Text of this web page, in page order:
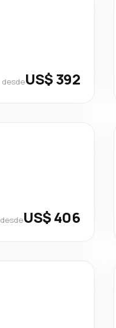
desdeUS$ 392
desdeUS$ 406